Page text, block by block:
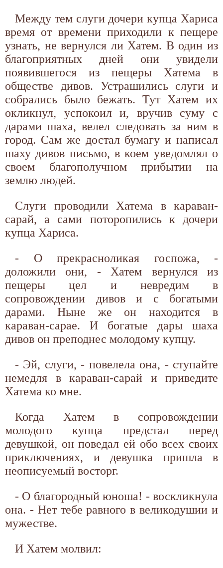
Между тем слуги дочери купца Хариса
время от времени приходили к пещере
узнать, не вернулся ли Хатем. В один из
благоприятных дней они увидели
появившегося из пещеры Хатема в
обществе дивов. Устрашились слуги и
собрались было бежать. Тут Хатем их
окликнул, успокоил и, вручив суму с
дарами шаха, велел следовать за ним в
город. Сам же достал бумагу и написал
шаху дивов письмо, в коем уведомлял о
своем благополучном прибытии на
землю людей.
Слуги проводили Хатема в караван-
сарай, а сами поторопились к дочери
купца Хариса.
- О прекрасноликая госпожа, -
доложили они, - Хатем вернулся из
пещеры цел и невредим в
сопровождении дивов и с богатыми
дарами. Ныне же он находится в
караван-сарае. И богатые дары шаха
дивов он преподнес молодому купцу.
- Эй, слуги, - повелела она, - ступайте
немедля в караван-сарай и приведите
Хатема ко мне.
Когда Хатем в сопровождении
молодого купца предстал перед
девушкой, он поведал ей обо всех своих
приключениях, и девушка пришла в
неописуемый восторг.
- О благородный юноша! - воскликнула
она. - Нет тебе равного в великодушии и
мужестве.
И Хатем молвил: